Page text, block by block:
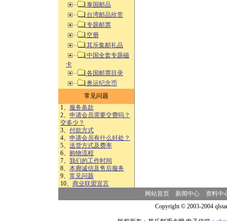
泰国邮品
台湾邮品欣赏
专题邮票
空册
其乐集邮礼品
中国全套专题磁
卡
各国邮票目录
奥运纪念币
常见问题
1、 服务条款
2、 申请会员需要交费吗？
交多少？
3、 付款方式
4、 申请会员有什么好处？
5、 送货方式及费率
6、 购物流程
7、 我们的工作时间
8、 本廊诚信及售后服务
9、 常见问题
10、 商业联盟宣言
网站首页 新闻中心
资料中
Copyright © 2003-2004